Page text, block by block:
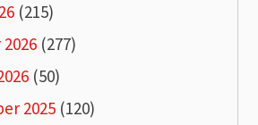
(215)
(277)
(50)
2025 (120)